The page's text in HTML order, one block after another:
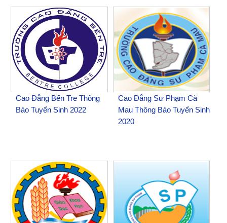
Cao Đẳng Bến Tre Thông
Báo Tuyển Sinh 2022
Cao Đẳng Sư Phạm Cà
Mau Thông Báo Tuyển Sinh
2020